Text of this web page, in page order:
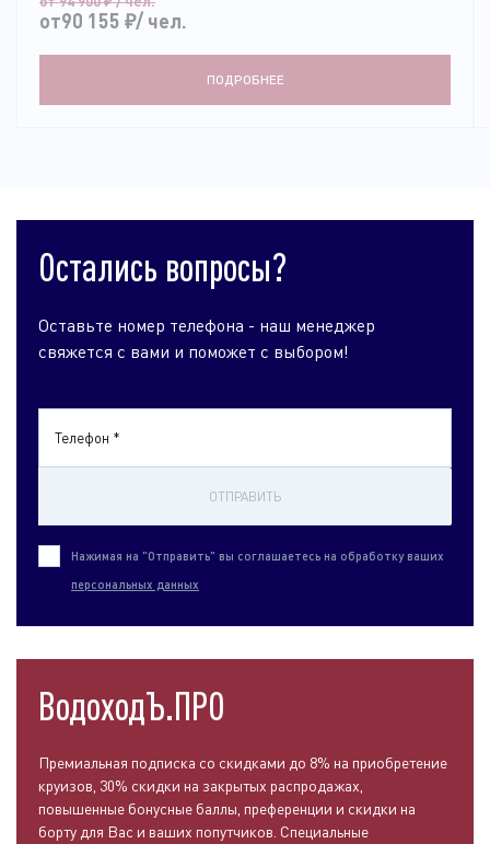
от90 155 ₽/ чел.
ПОДРОБНЕЕ
Остались вопросы?
Оставьте номер телефона - наш менеджер
свяжется с вами и поможет с выбором!
Телефон *
ОТПРАВИТЬ
Нажимая на "Отправить" вы соглашаетесь на обработку ваших
персональных данных
ВодоходЪ.ПРО
Премиальная подписка со скидками до 8% на приобретение
круизов, 30% скидки на закрытых распродажах,
повышенные бонусные баллы, преференции и скидки на
борту для Вас и ваших попутчиков. Специальные